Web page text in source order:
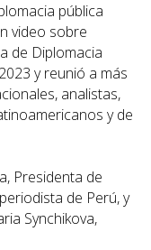
pública
video sobre
de Diplomacia
y reunió a más
analistas,
y de
Presidenta de
de Perú, y
Synchikova,